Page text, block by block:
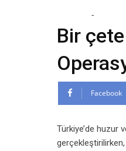
-
Bir
Facebook
Türkiye’de huzur
gerçekleştirilirken,